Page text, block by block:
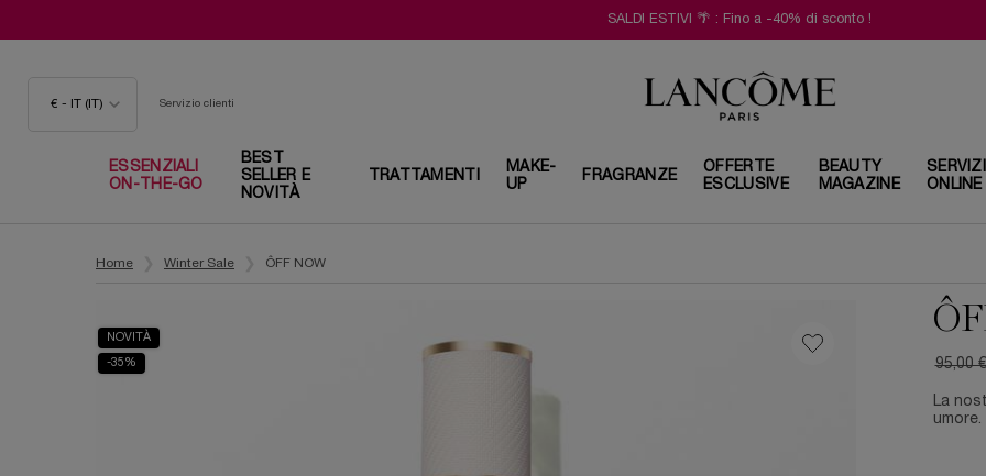
SALDI ESTIVI 🌴 : Fino a -40% di sconto !
€ - IT (IT) Servizio clienti
ESSENZIALI
ON-THE-GO
BEST
SELLER E
NOVITÀ
TRATTAMENTI
MAKE-
UP
FRAGRANZE
OFFERTE
ESCLUSIVE
BEAUTY
MAGAZINE
SERVIZI
ONLINE
Home Winter Sale ÔFF NOW
Old
95,00 €
New
La
umore.
NOVITÀ
-35%